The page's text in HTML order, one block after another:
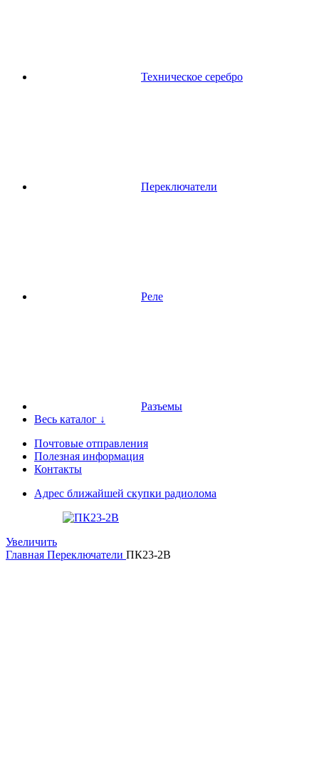
Техническое серебро
Переключатели
Реле
Разъемы
Весь каталог ↓
Почтовые отправления
Полезная информация
Контакты
Адрес ближайшей скупки радиолома
Увеличить
Главная Переключатели ПК23-2В